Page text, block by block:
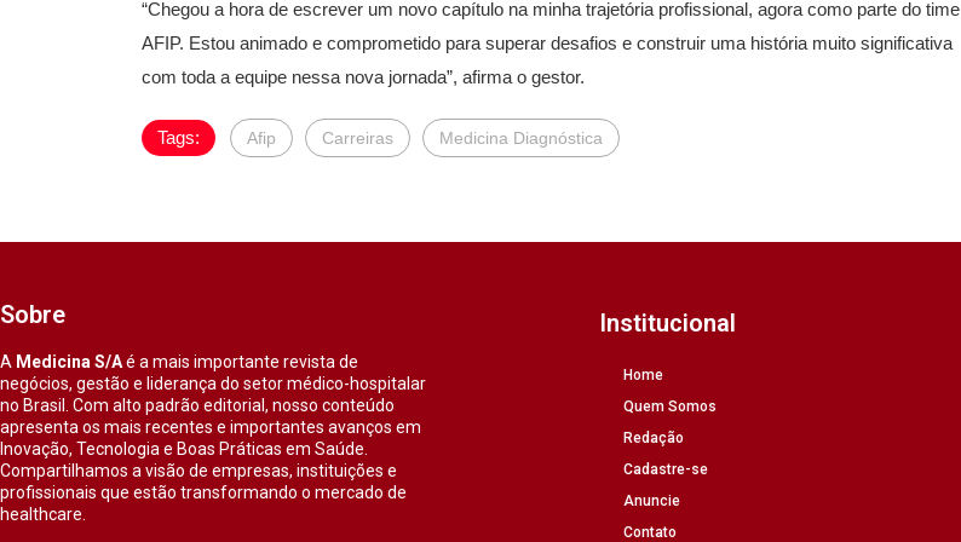
“Chegou a hora de escrever um novo capítulo na minha trajetória profissional, agora como parte do time
AFIP. Estou animado e comprometido para superar desafios e construir uma história muito significativa
com toda a equipe nessa nova jornada”, afirma o gestor.
Tags: Afip Carreiras Medicina Diagnóstica
Sobre
A Medicina S/Aé a mais importante revista de
negócios, gestão e liderança do setor médico-hospitalar
no Brasil. Com alto padrão editorial, nosso conteúdo
apresenta os mais recentes e importantes avanços em
Inovação, Tecnologia e Boas Práticas em Saúde.
Compartilhamos a visão de empresas, instituições e
profissionais que estão transformando o mercado de
healthcare.
Institucional
Home
Quem Somos
Redação
Cadastre-se
Anuncie
Contato